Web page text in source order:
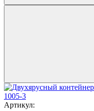
Артикул: